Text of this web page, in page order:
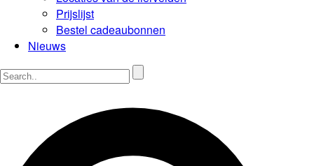
Prijslijst
Bestel cadeaubonnen
Nieuws